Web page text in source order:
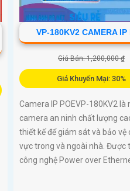
VP-180KV2 CAMERA IP
Giá Bán: 1,200,000 ₫
Giá Khuyến Mại: 30%
Camera IP POEVP-180KV2 là
camera an ninh chất lượng
thiết kế để giám sát và bảo vệ
vực trong và ngoài nhà. Được
công nghệ Power over